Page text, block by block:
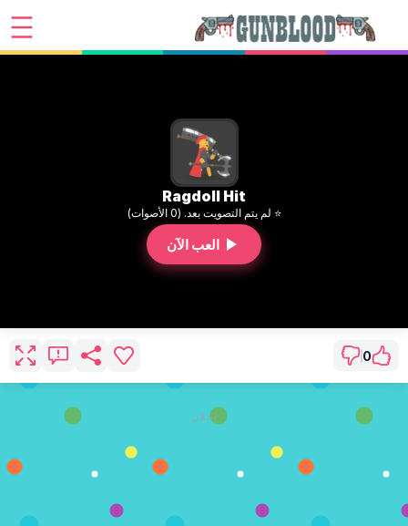
Ragdoll Hit
⭐ لم يتم التصويت بعد. (0 الأصوات)
العب الآن
0
إعلان